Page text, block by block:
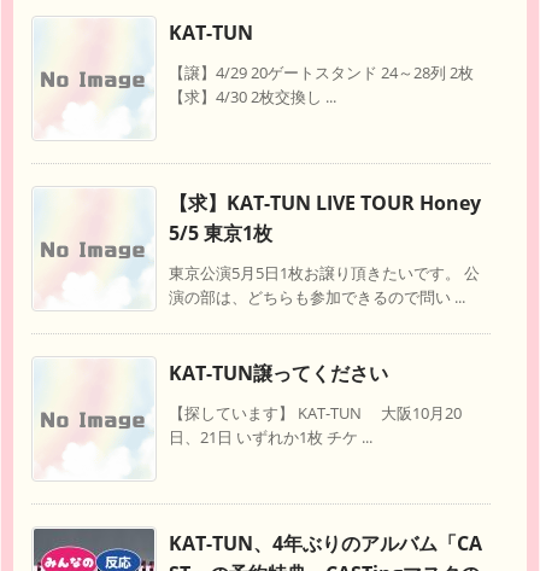
KAT-TUN
【譲】4/29 20ゲートスタンド 24～28列 2枚
【求】4/30 2枚交換し ...
【求】KAT-TUN LIVE TOUR Honey
5/5 東京1枚
東京公演5月5日1枚お譲り頂きたいです。 公
演の部は、どちらも参加できるので問い ...
KAT-TUN譲ってください
【探しています】 KAT-TUN 大阪10月20
日、21日 いずれか1枚 チケ ...
KAT-TUN、4年ぶりのアルバム「CA